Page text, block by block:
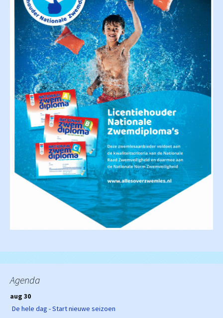
Agenda
aug 30
De hele dag - Start nieuwe seizoen